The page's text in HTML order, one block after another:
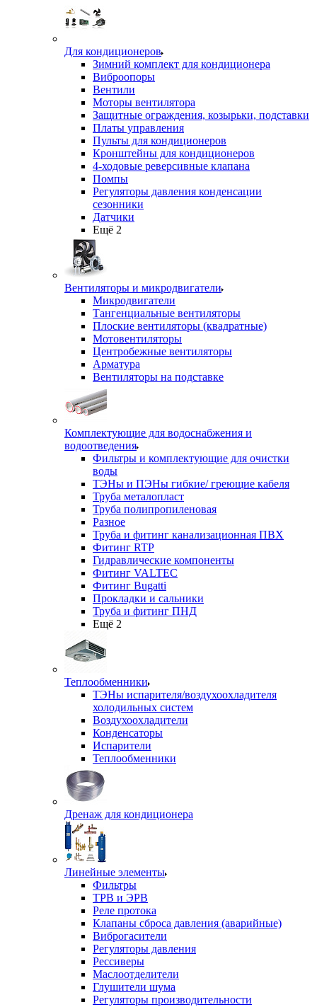
Для кондиционеров
Зимний комплект для кондиционера
Виброопоры
Вентили
Моторы вентилятора
Защитные ограждения, козырьки, подставки
Платы управления
Пульты для кондиционеров
Кронштейны для кондиционеров
4-ходовые реверсивные клапана
Помпы
Регуляторы давления конденсации
сезонники
Датчики
Ещё 2
Вентиляторы и микродвигатели
Микродвигатели
Тангенциальные вентиляторы
Плоские вентиляторы (квадратные)
Мотовентиляторы
Центробежные вентиляторы
Арматура
Вентиляторы на подставке
Комплектующие для водоснабжения и
водоотведения
Фильтры и комплектующие для очистки
воды
ТЭНы и ПЭНы гибкие/ греющие кабеля
Труба металопласт
Труба полипропиленовая
Разное
Труба и фитинг канализационная ПВХ
Фитинг RTP
Гидравлические компоненты
Фитинг VALTEC
Фитинг Bugatti
Прокладки и сальники
Труба и фитинг ПНД
Ещё 2
Теплообменники
ТЭНы испарителя/воздухоохладителя
холодильных систем
Воздухоохладители
Конденсаторы
Испарители
Теплообменники
Дренаж для кондиционера
Линейные элементы
Фильтры
ТРВ и ЭРВ
Реле протока
Клапаны сброса давления (аварийные)
Виброгасители
Регуляторы давления
Рессиверы
Маслоотделители
Глушители шума
Регуляторы производительности